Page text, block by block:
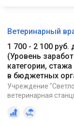
Ветеринарный
1 700 - 2 100
(Уровень
категории,
в бюджетных
Учреждение
ветеринарная